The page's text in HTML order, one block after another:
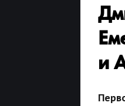
и